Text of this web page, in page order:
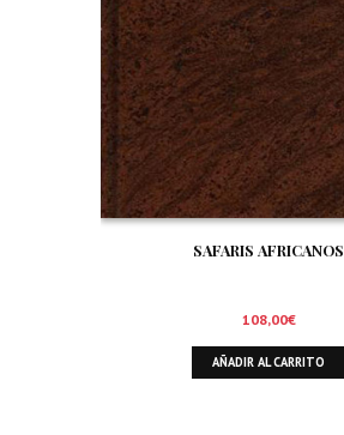
SAFARIS AFRICANOS
108,00€
AÑADIR AL CARRITO